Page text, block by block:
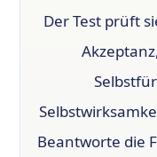
Der Test prüft
Beantworte die